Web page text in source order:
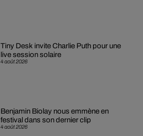
4 août 2026
Tiny Desk invite Charlie Puth pour une
live session solaire
4 août 2026
Benjamin Biolay nous emmène en
festival dans son dernier clip